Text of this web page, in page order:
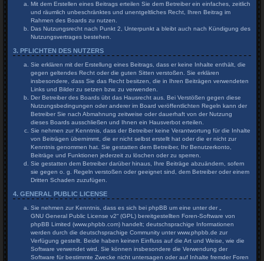
Mit dem Erstellen eines Beitrags erteilen Sie dem Betreiber ein einfaches, zeitlich
und räumlich unbeschränktes und unentgeltliches Recht, Ihren Beitrag im
Rahmen des Boards zu nutzen.
Das Nutzungsrecht nach Punkt 2, Unterpunkt a bleibt auch nach Kündigung des
Nutzungsvertrages bestehen.
3. PFLICHTEN DES NUTZERS
Sie erklären mit der Erstellung eines Beitrags, dass er keine Inhalte enthält, die
gegen geltendes Recht oder die guten Sitten verstoßen. Sie erklären
insbesondere, dass Sie das Recht besitzen, die in Ihren Beiträgen verwendeten
Links und Bilder zu setzen bzw. zu verwenden.
Der Betreiber des Boards übt das Hausrecht aus. Bei Verstößen gegen diese
Nutzungsbedingungen oder anderer im Board veröffentlichten Regeln kann der
Betreiber Sie nach Abmahnung zeitweise oder dauerhaft von der Nutzung
dieses Boards ausschließen und Ihnen ein Hausverbot erteilen.
Sie nehmen zur Kenntnis, dass der Betreiber keine Verantwortung für die Inhalte
von Beiträgen übernimmt, die er nicht selbst erstellt hat oder die er nicht zur
Kenntnis genommen hat. Sie gestatten dem Betreiber, Ihr Benutzerkonto,
Beiträge und Funktionen jederzeit zu löschen oder zu sperren.
Sie gestatten dem Betreiber darüber hinaus, Ihre Beiträge abzuändern, sofern
sie gegen o. g. Regeln verstoßen oder geeignet sind, dem Betreiber oder einem
Dritten Schaden zuzufügen.
4. GENERAL PUBLIC LICENSE
Sie nehmen zur Kenntnis, dass es sich bei phpBB um eine unter der „
GNU General Public License v2“ (GPL) bereitgestellten Foren-Software von
phpBB Limited (www.phpbb.com) handelt; deutschsprachige Informationen
werden durch die deutschsprachige Community unter www.phpbb.de zur
Verfügung gestellt. Beide haben keinen Einfluss auf die Art und Weise, wie die
Software verwendet wird. Sie können insbesondere die Verwendung der
Software für bestimmte Zwecke nicht untersagen oder auf Inhalte fremder Foren